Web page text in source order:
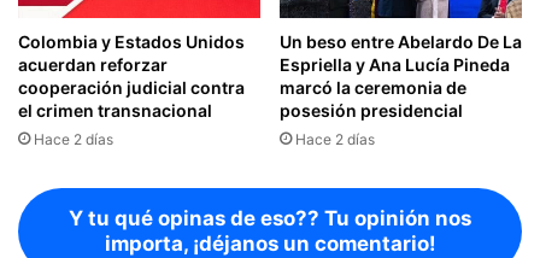
Colombia y Estados Unidos
acuerdan reforzar
cooperación judicial contra
el crimen transnacional
Hace 2 días
Un beso entre Abelardo De La
Espriella y Ana Lucía Pineda
marcó la ceremonia de
posesión presidencial
Hace 2 días
Y tu qué opinas de eso?? Tu opinión nos
importa, ¡déjanos un comentario!